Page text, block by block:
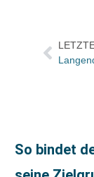
So bindet